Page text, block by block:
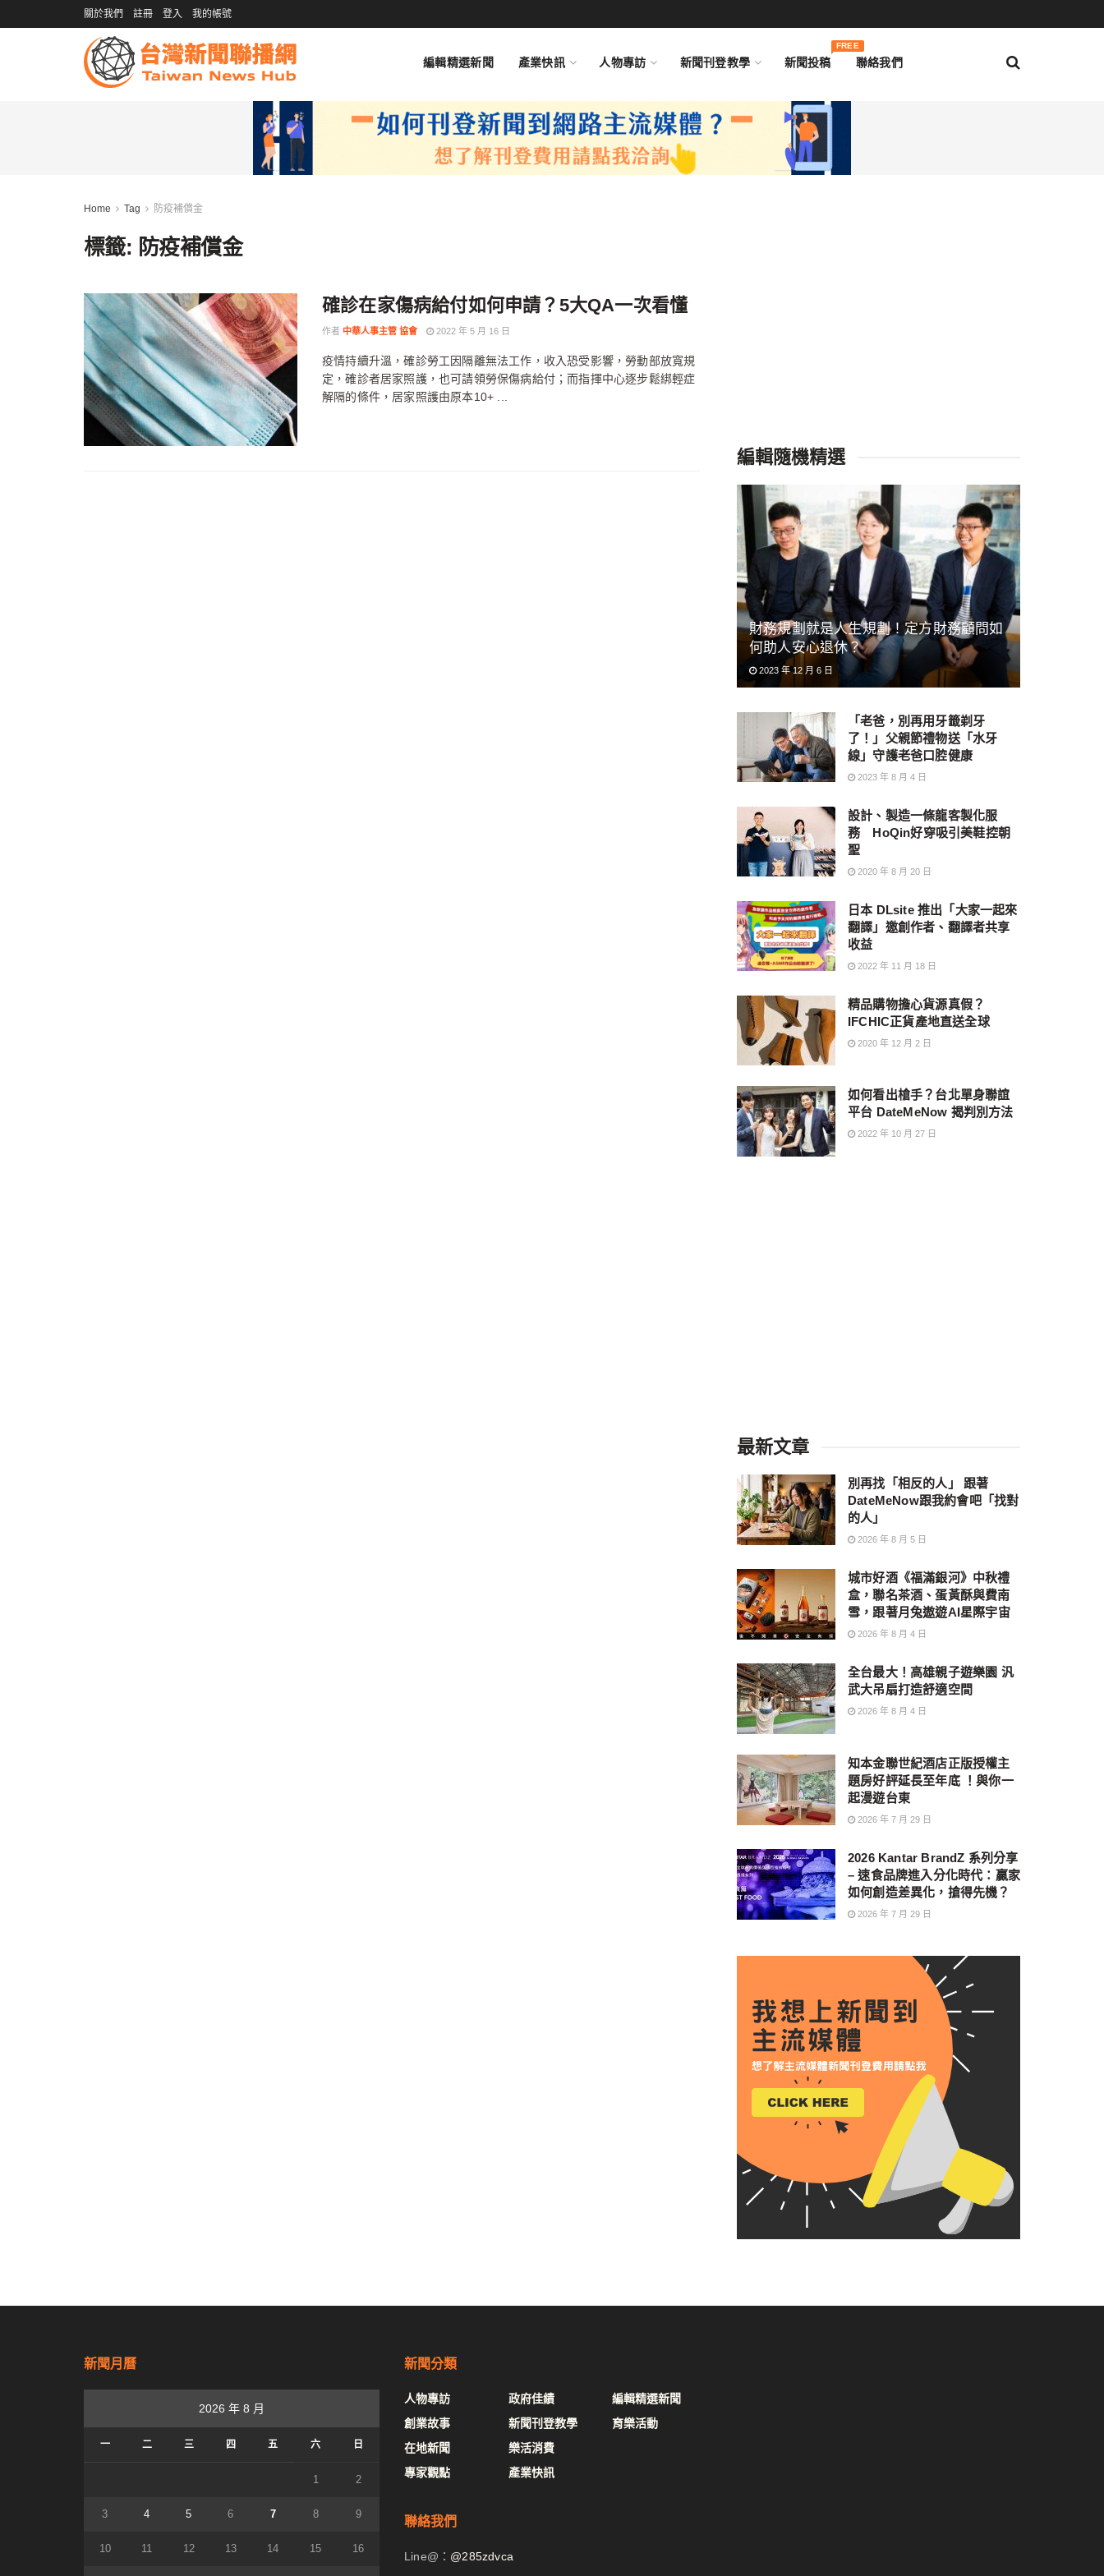
關於我們 註冊 登入 我的帳號
編輯精選新聞 產業快訊 人物專訪 新聞刊登教學 新聞投稿
FREE
聯絡我們
Home Tag 防疫補償金
標籤: 防疫補償金
確診在家傷病給付如何申請？5大QA一次看懂
作者 中華人事主管 協會 2022 年 5 月 16 日
疫情持續升溫，確診勞工因隔離無法工作，收入恐受影響，勞動部放寬規
定，確診者居家照護，也可請領勞保傷病給付；而指揮中心逐步鬆綁輕症
解隔的條件，居家照護由原本10+ ...
編輯隨機精選
財務規劃就是人生規劃！定方財務顧問如
何助人安心退休？
2023 年 12 月 6 日
「老爸，別再用牙籤剃牙
了！」父親節禮物送「水牙
線」守護老爸口腔健康
2023 年 8 月 4 日
設計、製造一條龍客製化服
務 HoQin好穿吸引美鞋控朝
聖
2020 年 8 月 20 日
日本 DLsite 推出「大家一起來
翻譯」邀創作者、翻譯者共享
收益
2022 年 11 月 18 日
精品購物擔心貨源真假？
IFCHIC正貨產地直送全球
2020 年 12 月 2 日
如何看出槍手？台北單身聯誼
平台 DateMeNow 揭判別方法
2022 年 10 月 27 日
最新文章
別再找「相反的人」 跟著
DateMeNow跟我約會吧「找對
的人」
2026 年 8 月 5 日
城市好酒《福滿銀河》中秋禮
盒，聯名茶酒、蛋黃酥與費南
雪，跟著月兔遨遊AI星際宇宙
2026 年 8 月 4 日
全台最大！高雄親子遊樂園 汎
武大吊扇打造舒適空間
2026 年 8 月 4 日
知本金聯世紀酒店正版授權主
題房好評延長至年底 ！與你一
起漫遊台東
2026 年 7 月 29 日
2026 Kantar BrandZ 系列分享
– 速食品牌進入分化時代：贏家
如何創造差異化，搶得先機？
2026 年 7 月 29 日
新聞月曆
2026 年 8 月
一 二 三 四 五 六 日
1 2
3 4 5 6 7 8 9
10 11 12 13 14 15 16
新聞分類
人物專訪
創業故事
在地新聞
專家觀點
政府佳績
新聞刊登教學
樂活消費
產業快訊
編輯精選新聞
育樂活動
聯絡我們
Line@： @285zdvca